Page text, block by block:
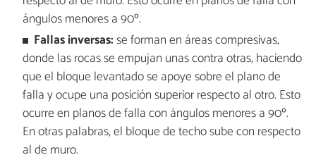
ángulos menores a 90º.
Fallas inversas:se forman en áreas compresivas,
donde las rocas se empujan unas contra otras, haciendo
que el bloque levantado se apoye sobre el plano de
falla y ocupe una posición superior respecto al otro. Esto
ocurre en planos de falla con ángulos menores a 90º.
En otras palabras, el bloque de techo sube con respecto
al de muro.